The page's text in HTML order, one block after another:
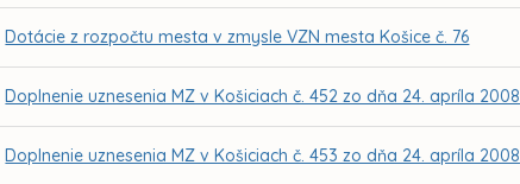
Dotácie z rozpočtu mesta v zmysle VZN mesta Košice č. 76
Doplnenie uznesenia MZ v Košiciach č. 452 zo dňa 24. apríla 2008
Doplnenie uznesenia MZ v Košiciach č. 453 zo dňa 24. apríla 2008